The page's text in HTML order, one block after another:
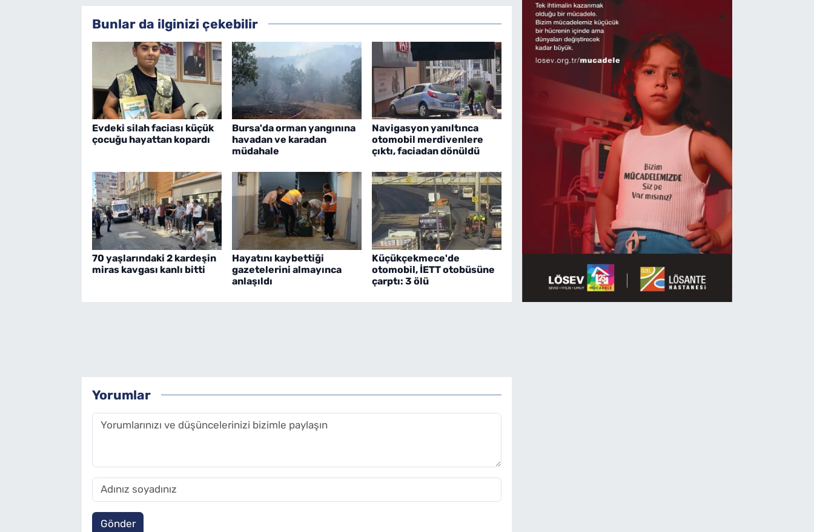
Bunlar da ilginizi çekebilir
Evdeki silah faciası küçük
çocuğu hayattan kopardı
Bursa'da orman yangınına
havadan ve karadan
müdahale
Navigasyon yanıltınca
otomobil merdivenlere
çıktı, faciadan dönüldü
70 yaşlarındaki 2 kardeşin
miras kavgası kanlı bitti
Hayatını kaybettiği
gazetelerini almayınca
anlaşıldı
Küçükçekmece'de
otomobil, İETT otobüsüne
çarptı: 3 ölü
Yorumlar
Gönder